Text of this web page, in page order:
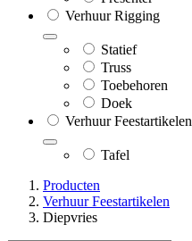
Verhuur Rigging
Statief
Truss
Toebehoren
Doek
Verhuur Feestartikelen
Tafel
Producten
Verhuur Feestartikelen
Diepvries